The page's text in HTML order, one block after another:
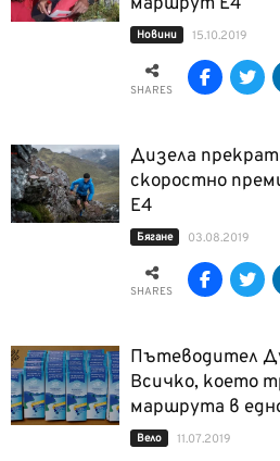
Новини 15.10.2019
SHARES
Дизела
скоростно
Е4
Бягане 03.08.2019
SHARES
Пътеводител
Всичко, което
маршрута в
Вело 11.07.2019